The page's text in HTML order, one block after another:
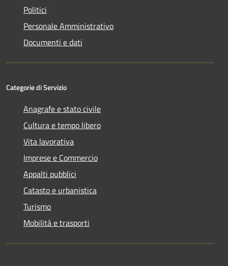
Politici
Personale Amministrativo
Documenti e dati
Categorie di Servizio
Anagrafe e stato civile
Cultura e tempo libero
Vita lavorativa
Imprese e Commercio
Appalti pubblici
Catasto e urbanistica
Turismo
Mobilità e trasporti